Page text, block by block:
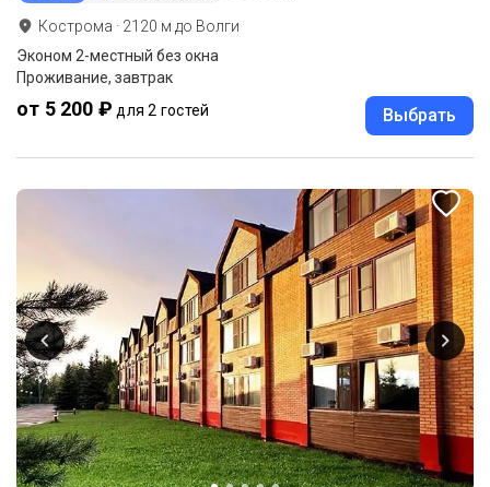
Кострома · 2120 м до Волги
Эконом 2-местный без окна
Проживание, завтрак
от 5 200 ₽ для 2 гостей Выбрать